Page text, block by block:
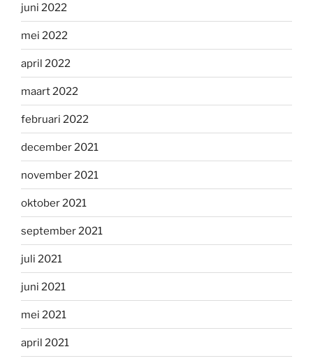
juni 2022
mei 2022
april 2022
maart 2022
februari 2022
december 2021
november 2021
oktober 2021
september 2021
juli 2021
juni 2021
mei 2021
april 2021